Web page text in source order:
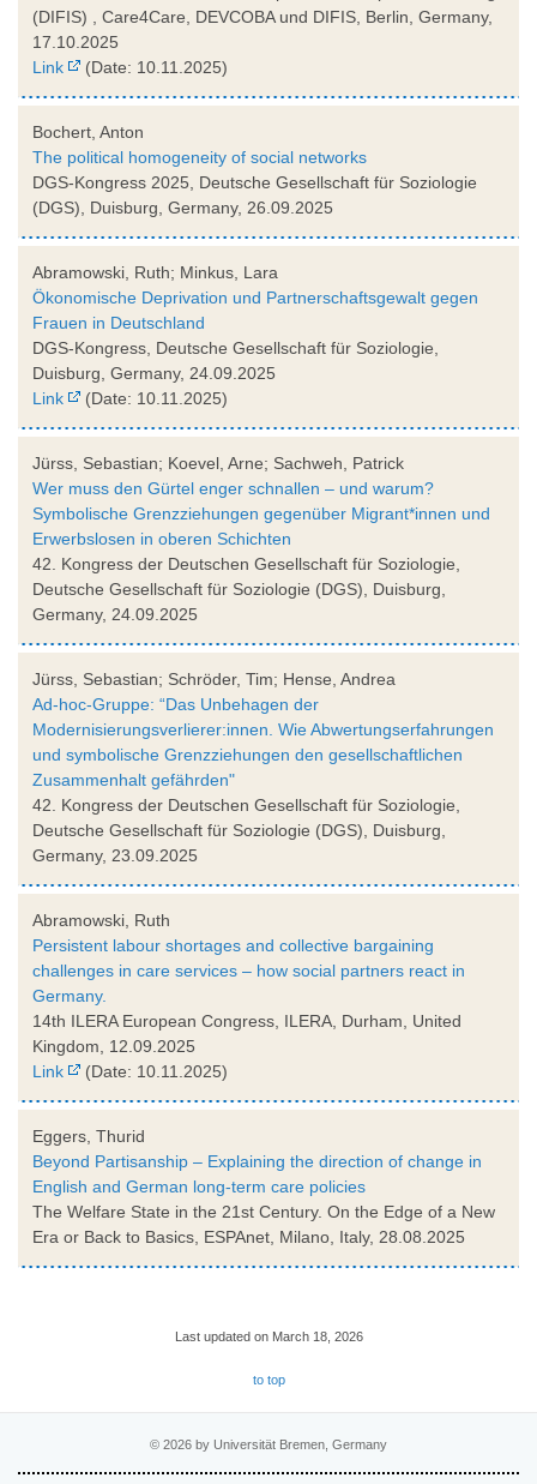
(DIFIS) , Care4Care, DEVCOBA und DIFIS, Berlin, Germany,
17.10.2025
Link
(Date: 10.11.2025)
Bochert, Anton
The political homogeneity of social networks
DGS-Kongress 2025, Deutsche Gesellschaft für Soziologie
(DGS), Duisburg, Germany, 26.09.2025
Abramowski, Ruth; Minkus, Lara
Ökonomische Deprivation und Partnerschaftsgewalt gegen
Frauen in Deutschland
DGS-Kongress, Deutsche Gesellschaft für Soziologie,
Duisburg, Germany, 24.09.2025
Link
(Date: 10.11.2025)
Jürss, Sebastian; Koevel, Arne; Sachweh, Patrick
Wer muss den Gürtel enger schnallen – und warum?
Symbolische Grenzziehungen gegenüber Migrant*innen und
Erwerbslosen in oberen Schichten
42. Kongress der Deutschen Gesellschaft für Soziologie,
Deutsche Gesellschaft für Soziologie (DGS), Duisburg,
Germany, 24.09.2025
Jürss, Sebastian; Schröder, Tim; Hense, Andrea
Ad-hoc-Gruppe: “Das Unbehagen der
Modernisierungsverlierer:innen. Wie Abwertungserfahrungen
und symbolische Grenzziehungen den gesellschaftlichen
Zusammenhalt gefährden"
42. Kongress der Deutschen Gesellschaft für Soziologie,
Deutsche Gesellschaft für Soziologie (DGS), Duisburg,
Germany, 23.09.2025
Abramowski, Ruth
Persistent labour shortages and collective bargaining
challenges in care services – how social partners react in
Germany.
14th ILERA European Congress, ILERA, Durham, United
Kingdom, 12.09.2025
Link
(Date: 10.11.2025)
Eggers, Thurid
Beyond Partisanship – Explaining the direction of change in
English and German long-term care policies
The Welfare State in the 21st Century. On the Edge of a New
Era or Back to Basics, ESPAnet, Milano, Italy, 28.08.2025
Last updated on March 18, 2026
to top
© 2026 by Universität Bremen, Germany